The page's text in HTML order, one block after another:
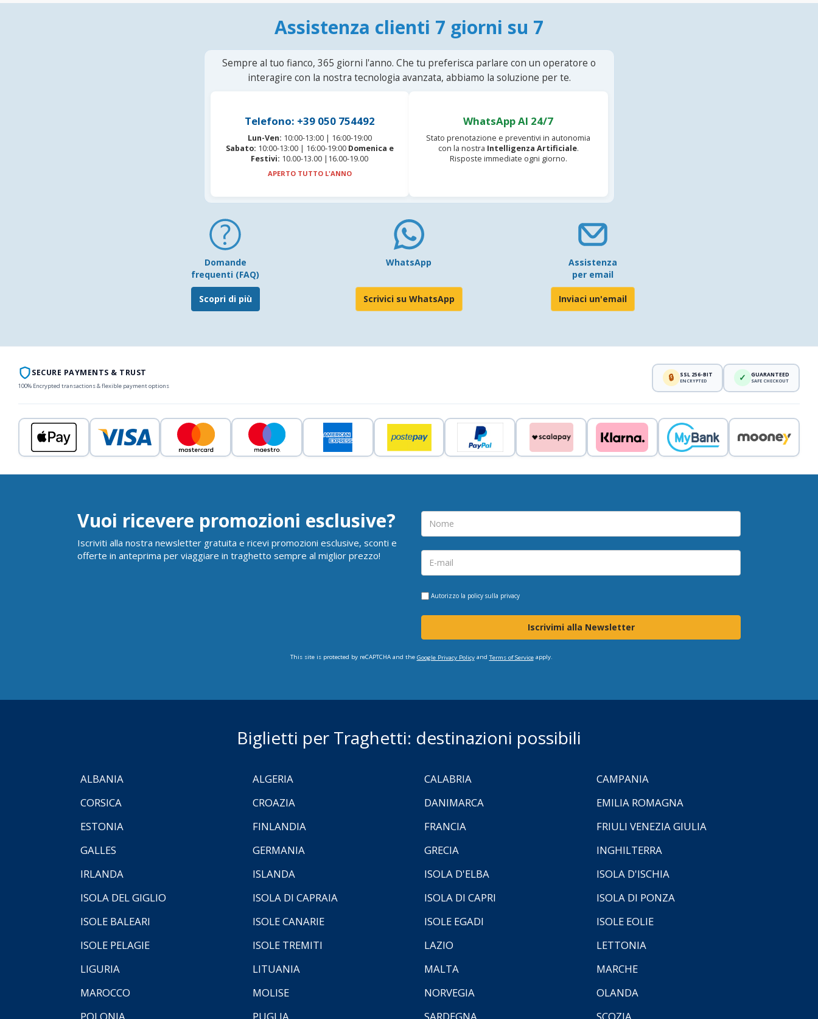
Assistenza clienti 7 giorni su 7
Sempre al tuo fianco, 365 giorni l'anno. Che tu preferisca parlare con un operatore o
interagire con la nostra tecnologia avanzata, abbiamo la soluzione per te.
Telefono: +39 050 754492
Lun-Ven: 10:00-13:00 | 16:00-19:00
Sabato: 10:00-13:00 | 16:00-19:00 Domenica e
Festivi: 10.00-13.00 |16.00-19.00
APERTO TUTTO L'ANNO
WhatsApp AI 24/7
Stato prenotazione e preventivi in autonomia
con la nostra Intelligenza Artificiale.
Risposte immediate ogni giorno.
Domande
frequenti (FAQ)
Scopri di più
WhatsApp
Scrivici su WhatsApp
Assistenza
per email
Inviaci un'email
SECURE PAYMENTS & TRUST
100% Encrypted transactions & flexible payment options
🔒 SSL 256-BIT
ENCRYPTED ✓ GUARANTEED
SAFE CHECKOUT
Vuoi ricevere promozioni esclusive?
Iscriviti alla nostra newsletter gratuita e ricevi promozioni esclusive, sconti e
offerte in anteprima per viaggiare in traghetto sempre al miglior prezzo!
Autorizzo la policy sulla privacy
Iscrivimi alla Newsletter
This site is protected by reCAPTCHA and the Google Privacy Policyand Terms of Serviceapply.
Biglietti per Traghetti: destinazioni possibili
ALBANIA ALGERIA CALABRIA
CAMPANIA
CORSICA
CROAZIA DANIMARCA
EMILIA ROMAGNA
ESTONIA
FINLANDIA FRANCIA
FRIULI VENEZIA GIULIA
GALLES
GERMANIA GRECIA
INGHILTERRA
IRLANDA
ISLANDA ISOLA D'ELBA
ISOLA D'ISCHIA
ISOLA DEL GIGLIO
ISOLA DI CAPRAIA ISOLA DI CAPRI
ISOLA DI PONZA
ISOLE BALEARI
ISOLE CANARIE ISOLE EGADI
ISOLE EOLIE
ISOLE PELAGIE
ISOLE TREMITI LAZIO
LETTONIA
LIGURIA
LITUANIA MALTA
MARCHE
MAROCCO
MOLISE NORVEGIA
OLANDA